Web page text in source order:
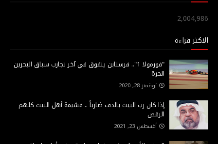
2,004,986
الاكثر قراءة
"فورمولا 1".. فرستابن يتفوق في آخر تجارب سباق البحرين
الحرة
نوفمبر 28, 2020
إذا كان رب البيت بالدف ضارباً .. فشيمة أهل البيت كلهم
الرقص
أغسطس 23, 2021